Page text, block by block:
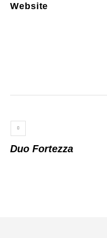
Website
Duo Fortezza